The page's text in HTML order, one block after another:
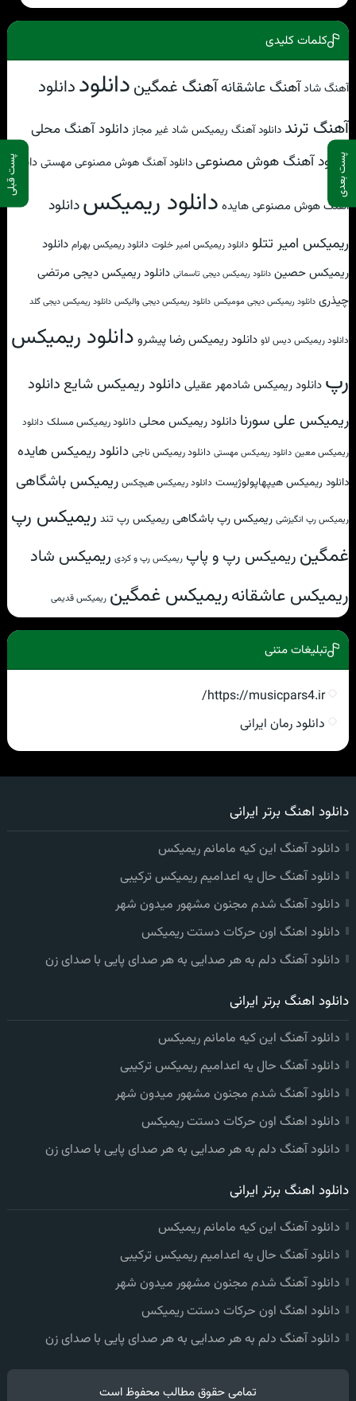
پست بعدی پست قبلی
کلمات کلیدی
آهنگ شادآهنگ عاشقانهآهنگ غمگیندانلوددانلود
آهنگ ترند دانلود آهنگ ریمیکس شاد غیر مجاز دانلود آهنگ محلی
دانلود آهنگ هوش مصنوعیدانلود آهنگ هوش مصنوعی مهستیدانلود
آهنگ هوش مصنوعی هایده دانلود ریمیکسدانلود
ریمیکس امیر تتلو دانلود ریمیکس امیر خلوت دانلود ریمیکس بهرام دانلود
ریمیکس حصین دانلود ریمیکس دیجی تاسمانی دانلود ریمیکس دیجی مرتضی
چیذری دانلود ریمیکس دیجی مومیکس دانلود ریمیکس دیجی والیکس دانلود ریمیکس دیجی گلد
دانلود ریمیکس دیس لاو دانلود ریمیکس رضا پیشرو دانلود ریمیکس
رپ دانلود ریمیکس شادمهر عقیلی دانلود ریمیکس شایع دانلود
ریمیکس علی سورنا دانلود ریمیکس محلی دانلود ریمیکس مسلک دانلود
ریمیکس معین دانلود ریمیکس مهستی دانلود ریمیکس ناجی دانلود ریمیکس هایده
دانلود ریمیکس هیپهاپولوژیست دانلود ریمیکس هیچکس ریمیکس باشگاهی
ریمیکس رپ انگیزشی ریمیکس رپ باشگاهی ریمیکس رپ تند ریمیکس رپ
غمگین ریمیکس رپ و پاپ ریمیکس رپ و کردی ریمیکس شاد
ریمیکس عاشقانهریمیکس غمگین ریمیکس قدیمی
تبلیغات متنی
https://musicpars4.ir/
دانلود رمان ایرانی
دانلود اهنگ برتر ایرانی
دانلود آهنگ این کیه مامانم ریمیکس
دانلود آهنگ حال یه اعدامیم ریمیکس ترکیبی
دانلود آهنگ شدم مجنون مشهور میدون شهر
دانلود اهنگ اون حرکات دستت ریمیکس
دانلود آهنگ دلم به هر صدایی به هر صدای پایی با صدای زن
دانلود اهنگ برتر ایرانی
دانلود آهنگ این کیه مامانم ریمیکس
دانلود آهنگ حال یه اعدامیم ریمیکس ترکیبی
دانلود آهنگ شدم مجنون مشهور میدون شهر
دانلود اهنگ اون حرکات دستت ریمیکس
دانلود آهنگ دلم به هر صدایی به هر صدای پایی با صدای زن
دانلود اهنگ برتر ایرانی
دانلود آهنگ این کیه مامانم ریمیکس
دانلود آهنگ حال یه اعدامیم ریمیکس ترکیبی
دانلود آهنگ شدم مجنون مشهور میدون شهر
دانلود اهنگ اون حرکات دستت ریمیکس
دانلود آهنگ دلم به هر صدایی به هر صدای پایی با صدای زن
تمامی حقوق مطالب محفوظ است